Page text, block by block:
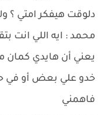
دلوقت هيفكر امتي ؟
محمد : ايه اللي انت
يعني أن هايدي كمان
خدو علي بعض أو في
فاهمني